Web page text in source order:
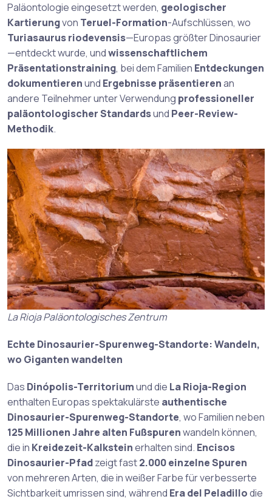
Paläontologie eingesetzt werden, geologischer
Kartierungvon Teruel-Formation-Aufschlüssen, wo
Turiasaurus riodevensis—Europas größter Dinosaurier
—entdeckt wurde, undwissenschaftlichem
Präsentationstraining, bei dem Familien Entdeckungen
dokumentierenund Ergebnisse präsentierenan
andere Teilnehmer unter Verwendung professioneller
paläontologischer Standardsund Peer-Review-
Methodik.
La Rioja Paläontologisches Zentrum
Echte Dinosaurier-Spurenweg-Standorte: Wandeln,
wo Giganten wandelten
Das Dinópolis-Territoriumund die La Rioja-Region
enthalten Europas spektakulärste authentische
Dinosaurier-Spurenweg-Standorte, wo Familien neben
125 Millionen Jahre alten Fußspurenwandeln können,
die in Kreidezeit-Kalksteinerhalten sind. Encisos
Dinosaurier-Pfadzeigt fast2.000 einzelne Spuren
von mehreren Arten, die in weißer Farbe für verbesserte
Sichtbarkeit umrissen sind, während Era del Peladillodie